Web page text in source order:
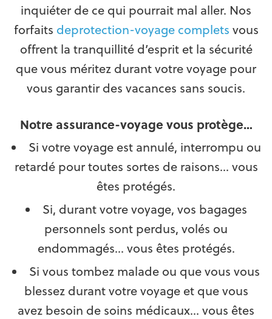
inquiéter de ce qui pourrait mal aller. Nos
forfaits deprotection-voyage complets vous
offrent la tranquillité d’esprit et la sécurité
que vous méritez durant votre voyage pour
vous garantir des vacances sans soucis.
Notre assurance-voyage vous protège…
Si votre voyage est annulé, interrompu ou
retardé pour toutes sortes de raisons… vous
êtes protégés.
Si, durant votre voyage, vos bagages
personnels sont perdus, volés ou
endommagés… vous êtes protégés.
Si vous tombez malade ou que vous vous
blessez durant votre voyage et que vous
avez besoin de soins médicaux… vous êtes